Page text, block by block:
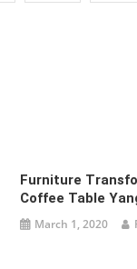
Furniture
Coffee Table
March 1, 2020